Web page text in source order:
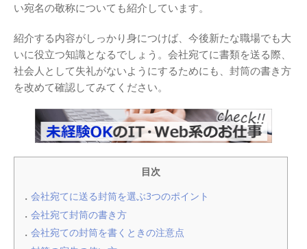
い宛名の敬称についても紹介しています。
紹介する内容がしっかり身につけば、今後新たな職場でも大
いに役立つ知識となるでしょう。会社宛てに書類を送る際、
社会人として失礼がないようにするためにも、封筒の書き方
を改めて確認してみてください。
目次
会社宛てに送る封筒を選ぶ3つのポイント
会社宛て封筒の書き方
会社宛ての封筒を書くときの注意点